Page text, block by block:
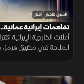
الشرق للأخبار أخبار
تفاهمات إيرانية
أعلنت الخارجية
الملاحة في مضيق هرمز،